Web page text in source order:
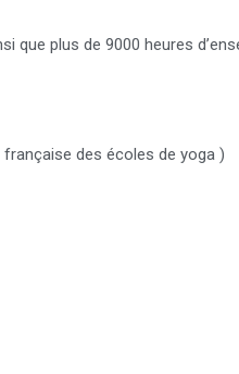
que plus de 9000 heures
des écoles de yoga )